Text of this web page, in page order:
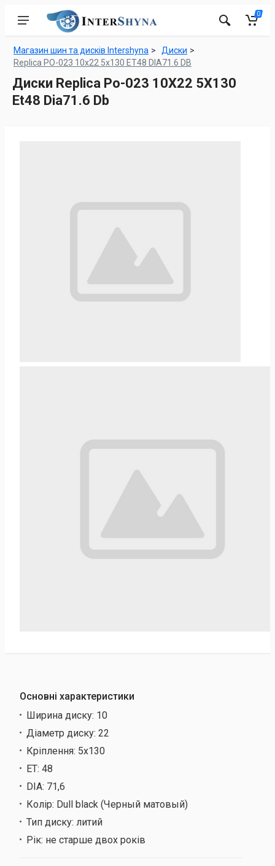
0
Магазин шин та дисків Intershyna
Диски
Replica PO-023 10x22 5x130 ET48 DIA71.6 DB
Диски Replica Po-023 10X22 5X130
Et48 Dia71.6 Db
Основні характеристики
Ширина диску: 10
Діаметр диску: 22
Кріплення: 5х130
ET: 48
DIA: 71,6
Колір: Dull black (Черный матовый)
Тип диску: литий
Рік: не старше двох років